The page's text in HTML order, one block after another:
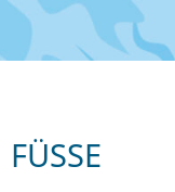
FÜSSE